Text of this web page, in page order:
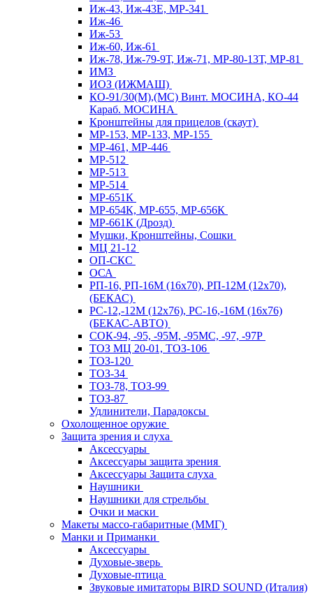
Иж-43, Иж-43Е, МР-341
Иж-46
Иж-53
Иж-60, Иж-61
Иж-78, Иж-79-9Т, Иж-71, МР-80-13Т, МР-81
ИМЗ
ИОЗ (ИЖМАШ)
КО-91/30(М),(МС) Винт. МОСИНА, КО-44
Караб. МОСИНА
Кронштейны для прицелов (скаут)
МР-153, МР-133, МР-155
МР-461, МР-446
МР-512
МР-513
МР-514
МР-651К
МР-654К, МР-655, МР-656К
МР-661К (Дрозд)
Мушки, Кронштейны, Сошки
МЦ 21-12
ОП-СКС
ОСА
РП-16, РП-16М (16х70), РП-12М (12х70),
(БЕКАС)
РС-12,-12М (12х76), РС-16,-16М (16х76)
(БЕКАС-АВТО)
СОК-94, -95, -95М, -95МС, -97, -97Р
ТОЗ МЦ 20-01, ТОЗ-106
ТОЗ-120
ТОЗ-34
ТОЗ-78, ТОЗ-99
ТОЗ-87
Удлинители, Парадоксы
Охолощенное оружие
Защита зрения и слуха
Аксессуары
Аксессуары защита зрения
Аксессуары Защита слуха
Наушники
Наушники для стрельбы
Очки и маски
Макеты массо-габаритные (ММГ)
Манки и Приманки
Аксессуары
Духовые-зверь
Духовые-птица
Звуковые имитаторы BIRD SOUND (Италия)